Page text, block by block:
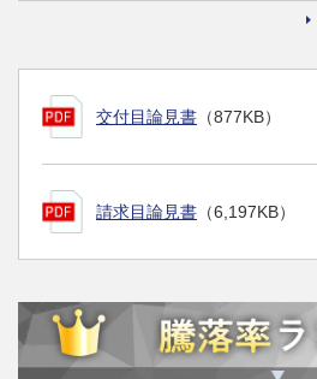
交付目論見書 （877KB）
請求目論見書 （6,197KB）